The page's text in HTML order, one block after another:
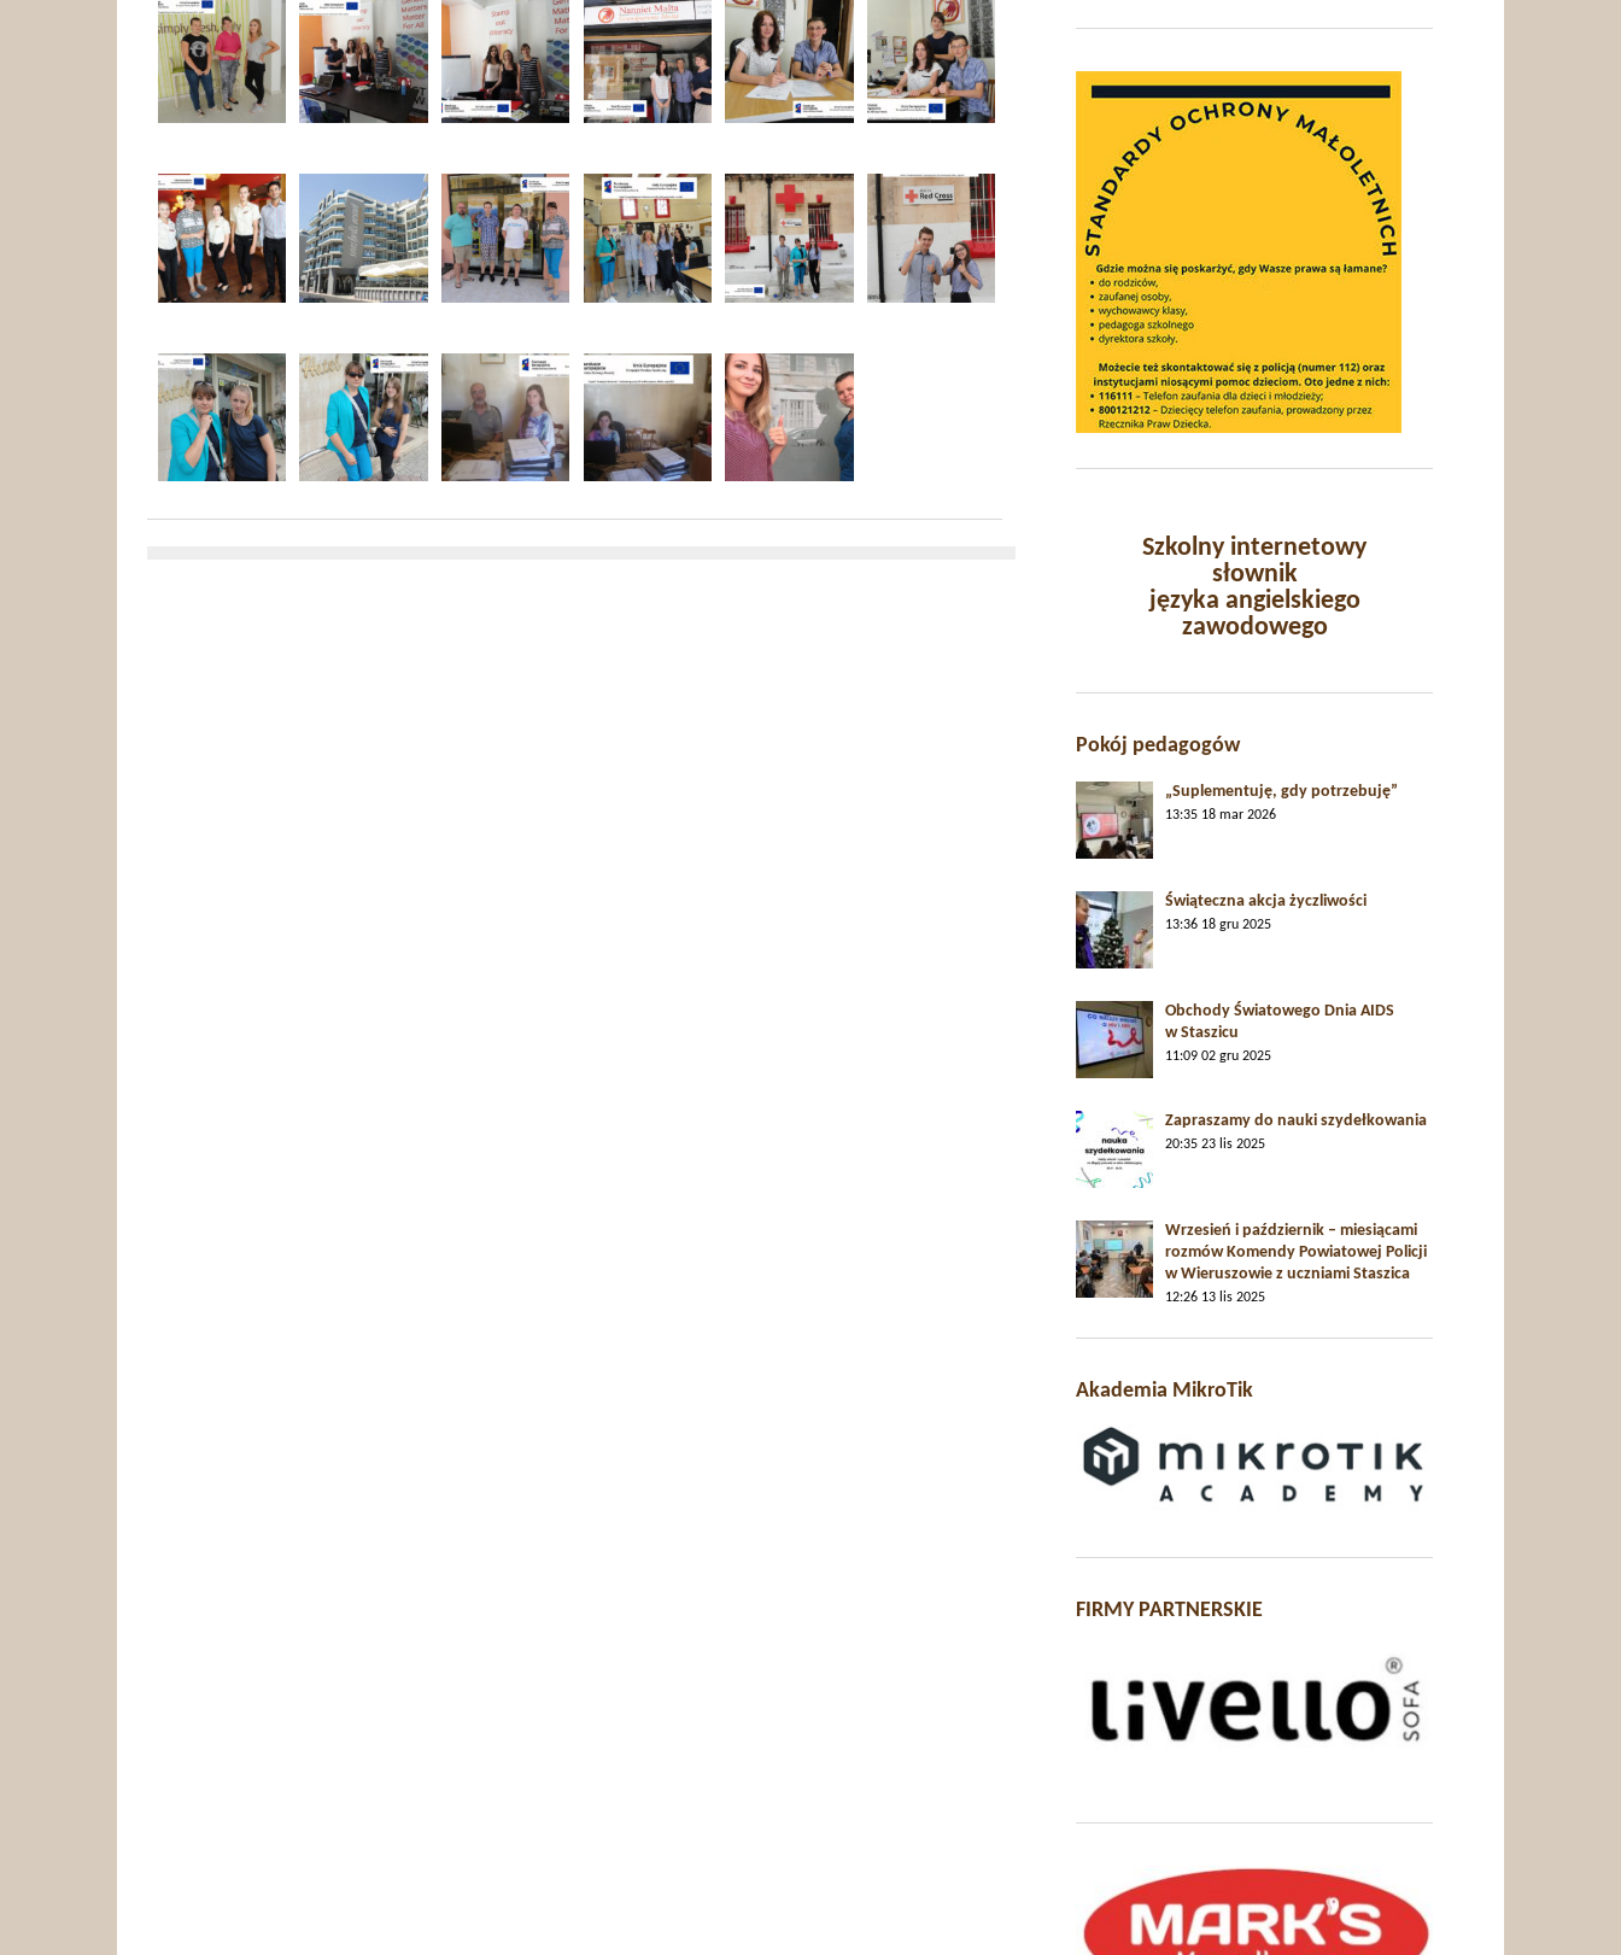
Szkolny internetowy
słownik
języka angielskiego
zawodowego
Pokój pedagogów
„Suplementuję, gdy potrzebuję”
13:35 18 mar 2026
Świąteczna akcja życzliwości
13:36 18 gru 2025
Obchody Światowego Dnia AIDS
w Staszicu
11:09 02 gru 2025
Zapraszamy do nauki szydełkowania
20:35 23 lis 2025
Wrzesień i październik – miesiącami
rozmów Komendy Powiatowej Policji
w Wieruszowie z uczniami Staszica
12:26 13 lis 2025
Akademia MikroTik
FIRMY PARTNERSKIE